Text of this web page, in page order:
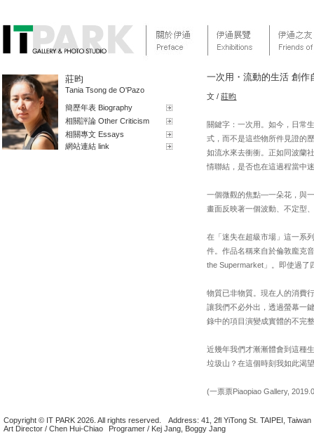
莊昀
Tania Tsong de O'Pazo
簡歷年表 Biography
相關評論 Other Criticism
相關專文 Essays
網站連結 link
一次用・流動的生活 創作
文 /莊昀
關鍵字：一次用。如今，日常
式，而不是這些物所件見證的
如流水來去衝衝。正如同波蘭
情聯結，是否也在這過程當中
一個微觀的焦點—一朵花，與
畫面反映著一個波動、不定型
在「迷失在超級市場」這一系
件。作品名稱來自於倫敦龐克
the Supermarket」。即使過了
物質已非物質。現在人的消費
讓我們不必外出，透過螢幕一
錄中的項目演變成實體的不完
近幾年我們才漸漸體會到這種
垃圾山？在這個時刻我如此渴
(一票票Piaopiao Gallery,
Copyright © IT PARK 2026. All rights reserved.
Address: 41, 2fl YiTong St. TAIPEI, Taiwan
Art Director / Chen Hui-Chiao
Programer / Kej Jang, Boggy Jang